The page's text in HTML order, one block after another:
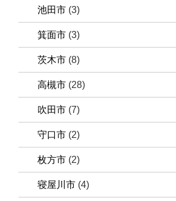
池田市 (3)
箕面市 (3)
茨木市 (8)
高槻市 (28)
吹田市 (7)
守口市 (2)
枚方市 (2)
寝屋川市 (4)